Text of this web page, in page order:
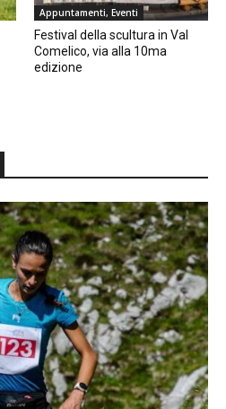
Appuntamenti, Eventi
Festival della scultura in Val
Comelico, via alla 10ma
edizione